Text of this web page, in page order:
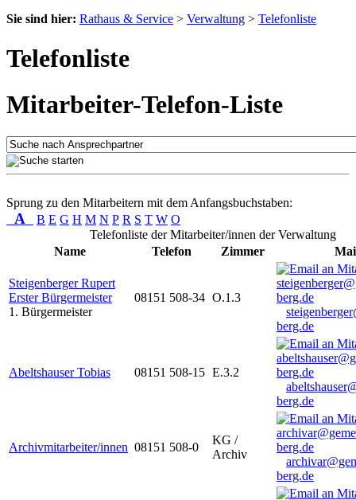
Sie sind hier: Rathaus & Service > Verwaltung > Telefonliste
Telefonliste
Mitarbeiter-Telefon-Liste
Sprung zu den Mitarbeitern mit dem Anfangsbuchstaben:
A B E G H M N P R S T W O
Telefonliste der Mitarbeiter/innen der Verwaltung
Name
Telefon Zimmer
Steigenberger Rupert
Erster Bürgermeister
1. Bürgermeister
08151 508-34 O.1.3
berg.de
Abeltshauser Tobias 08151 508-15 E.3.2
berg.de
Archivmitarbeiter/innen 08151 508-0
KG /
Archiv
berg.de